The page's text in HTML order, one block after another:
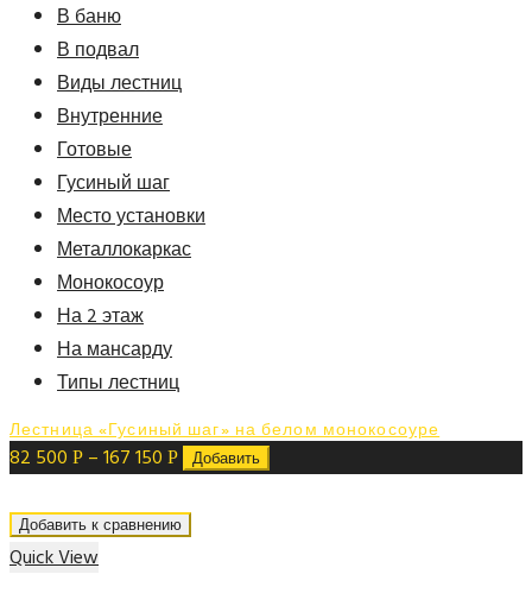
В баню
В подвал
Виды лестниц
Внутренние
Готовые
Гусиный шаг
Место установки
Металлокаркас
Монокосоур
На 2 этаж
На мансарду
Типы лестниц
Лестница «Гусиный шаг» на белом монокосоуре
82 500 Р –167 150 Р Добавить
Добавить к сравнению
Quick View